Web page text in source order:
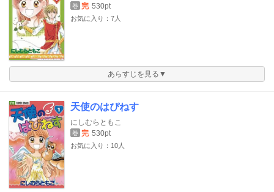
巻 完 530pt
お気に入り：7人
あらすじを見る▼
天使のはぴねす
にしむらともこ
巻 完 530pt
お気に入り：10人